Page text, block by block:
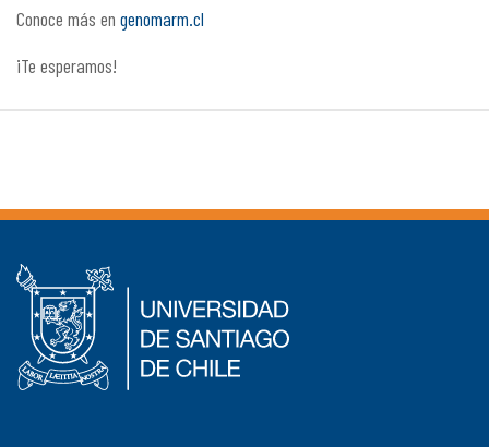
Conoce más en genomarm.cl
¡Te esperamos!